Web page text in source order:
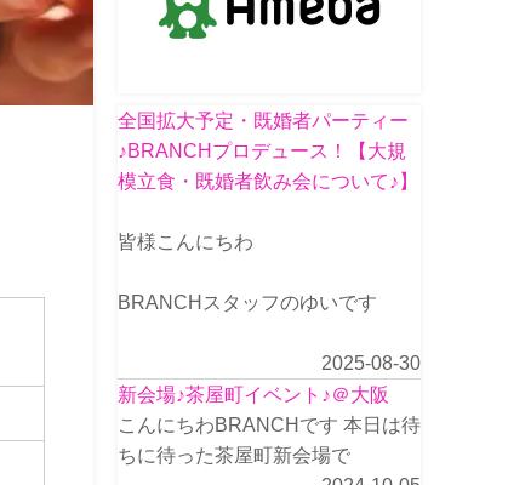
全国拡大予定・既婚者パーティー
♪BRANCHプロデュース！【大規
模立食・既婚者飲み会について♪】
皆様こんにちわ
BRANCHスタッフのゆいです
2025-08-30
新会場♪茶屋町イベント♪＠大阪
こんにちわBRANCHです 本日は待
ちに待った茶屋町新会場で